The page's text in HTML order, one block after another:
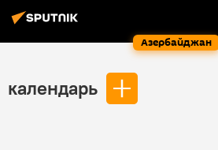
Азербайджан
календарь